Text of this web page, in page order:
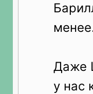
Даже
у нас